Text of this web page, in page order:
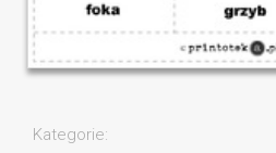
Kategorie: